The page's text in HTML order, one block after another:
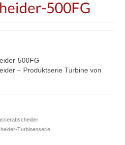
500FG
500FG
– Produktserie Turbine von
Turbinenserie